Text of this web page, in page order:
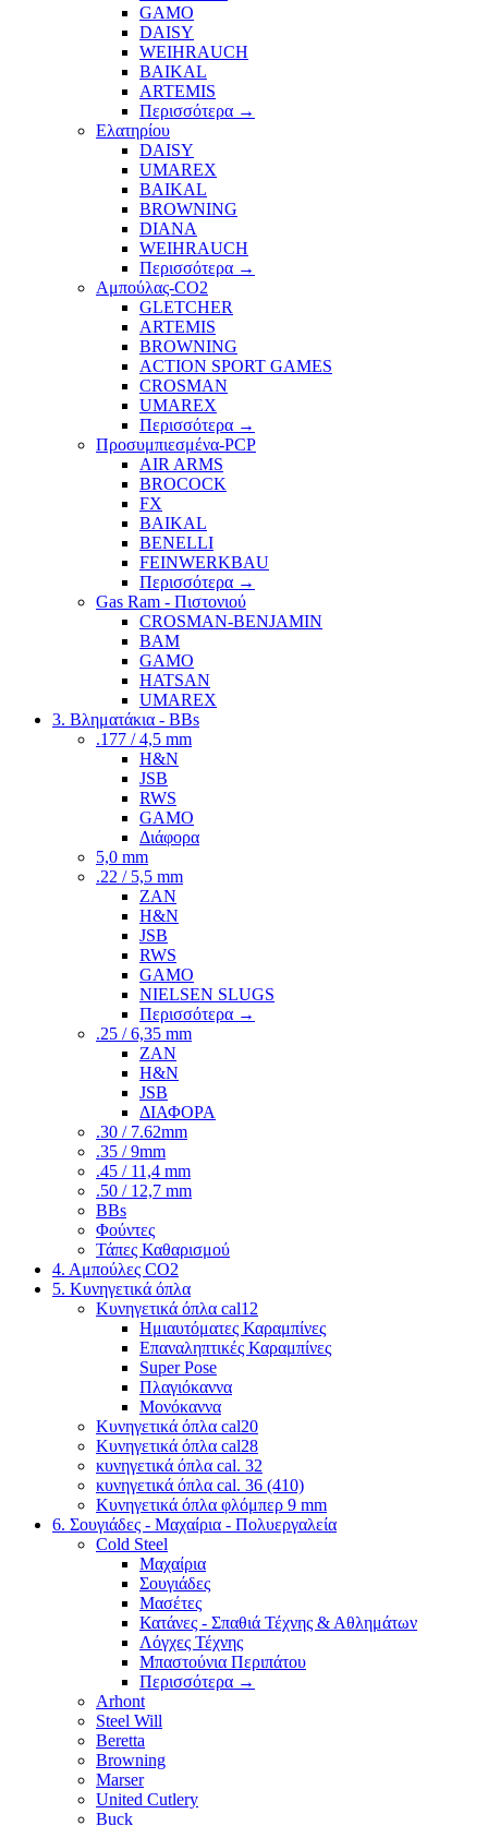
GAMO
DAISY
WEIHRAUCH
BAIKAL
ARTEMIS
Περισσότερα →
Ελατηρίου
DAISY
UMAREX
BAIKAL
BROWNING
DIANA
WEIHRAUCH
Περισσότερα →
Αμπούλας-CO2
GLETCHER
ARTEMIS
BROWNING
ACTION SPORT GAMES
CROSMAN
UMAREX
Περισσότερα →
Προσυμπιεσμένα-PCP
AIR ARMS
BROCOCK
FX
BAIKAL
BENELLI
FEINWERKBAU
Περισσότερα →
Gas Ram - Πιστονιού
CROSMAN-BENJAMIN
BAM
GAMO
HATSAN
UMAREX
3. Βληματάκια - BBs
.177 / 4,5 mm
H&N
JSB
RWS
GAMO
Διάφορα
5,0 mm
.22 / 5,5 mm
ZAN
H&N
JSB
RWS
GAMO
NIELSEN SLUGS
Περισσότερα →
.25 / 6,35 mm
ZAN
H&N
JSB
ΔΙΑΦΟΡΑ
.30 / 7.62mm
.35 / 9mm
.45 / 11,4 mm
.50 / 12,7 mm
BBs
Φούντες
Τάπες Καθαρισμού
4. Αμπούλες CO2
5. Κυνηγετικά όπλα
Κυνηγετικά όπλα cal12
Ημιαυτόματες Καραμπίνες
Επαναληπτικές Καραμπίνες
Super Pose
Πλαγιόκαννα
Μονόκαννα
Κυνηγετικά όπλα cal20
Κυνηγετικά όπλα cal28
κυνηγετικά όπλα cal. 32
κυνηγετικά όπλα cal. 36 (410)
Κυνηγετικά όπλα φλόμπερ 9 mm
6. Σουγιάδες - Μαχαίρια - Πολυεργαλεία
Cold Steel
Μαχαίρια
Σουγιάδες
Μασέτες
Κατάνες - Σπαθιά Τέχνης & Αθλημάτων
Λόγχες Τέχνης
Μπαστούνια Περιπάτου
Περισσότερα →
Arhont
Steel Will
Beretta
Browning
Marser
United Cutlery
Buck